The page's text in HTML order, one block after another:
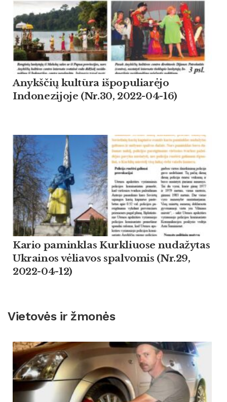
Anykščių kultūra išpopuliarėjo
Indonezijoje (Nr.30, 2022-04-16)
Kario paminklas Kurkliuose nudažytas
Ukrainos vėliavos spalvomis (Nr.29,
2022-04-12)
Vietovės ir žmonės